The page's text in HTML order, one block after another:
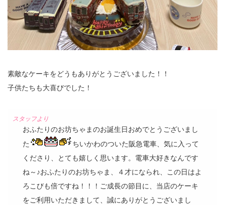
素敵なケーキをどうもありがとうございました！！
子供たちも大喜びでした！
おふたりのお坊ちゃまのお誕生日おめでとうございまし
た
ちいかわのついた阪急電車、気に入って
くださり、とても嬉しく思います。電車大好きなんです
ね～♪おふたりのお坊ちゃま、４才になられ、この日はよ
ろこびも倍ですね！！！ご成長の節目に、当店のケーキ
をご利用いただきまして、誠にありがとうございまし